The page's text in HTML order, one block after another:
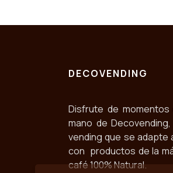
DECOVENDING
Disfrute de
mano de
vending que se adapte
con productos de la
café 100% Natural.